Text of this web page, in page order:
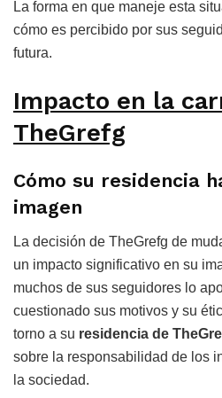
La forma en que maneje esta
cómo es percibido por sus
futura.
Impacto en la
TheGrefg
Cómo su residencia
imagen
La decisión de TheGrefg de
un impacto significativo en su
muchos de sus seguidores lo
cuestionado sus motivos y su
torno a su residencia de
sobre la responsabilidad de los
la sociedad.